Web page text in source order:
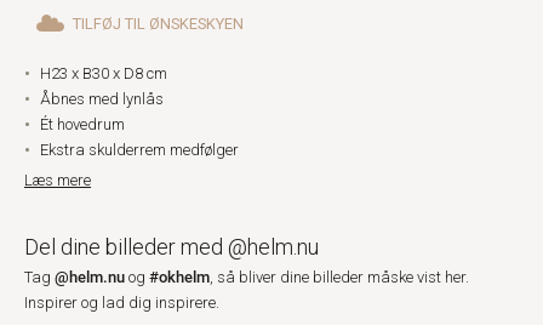
TILFØJ TIL ØNSKESKYEN
H23 x B30 x D8 cm
Åbnes med lynlås
Ét hovedrum
Ekstra skulderrem medfølger
Læs mere
Del dine billeder med @helm.nu
Tag @helm.nu og #okhelm, så bliver dine billeder måske vist her.
Inspirer og lad dig inspirere.